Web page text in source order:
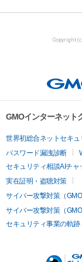
Copyright
GMOインターネット
世界初総合ネットセキュ
パスワード漏洩診断
セキュリティ相談AIチャ
実在証明・盗聴対策
サイバー攻撃対策（
サイバー攻撃対策（GMO
セキュリティ事業の軌跡